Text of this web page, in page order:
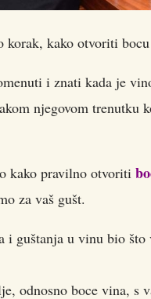
korak, kako otvoriti
i znati kada je
njegovom
kako pravilno otvoriti
za vaš gušt.
i guštanja u vinu bio
odnosno boce vina, s